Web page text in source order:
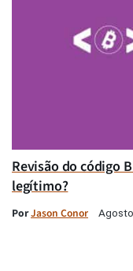
Revisão do código
legítimo?
PorJason Conor